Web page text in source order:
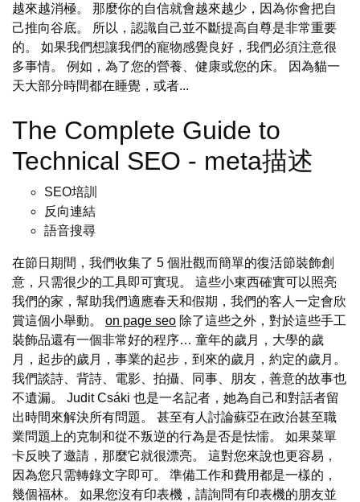
越來越消極。 那麼你的自信就會越來越少，因為你會把自
己推向谷底。 所以，認識自己並不斷提高自尊是非常重要
的。 如果我們想讓我們的寵物感覺良好，我們必須注意很
多事情。 例如，為了您的營養、健康或您的床。 因為貓一
天大部分時間都在睡覺，或者...
The Complete Guide to
Technical SEO - meta描述
SEO培訓
反向連結
語音搜尋
在節日期間，我們收集了 5 個壯觀而簡單的復活節裝飾創
意，只需很少的工具即可實現。 這些小東西確實可以照亮
我們的家，幫助我們適應春天和假期，我們的客人一定會欣
賞這個小舉動。 on page seo 除了這些之外，對於這些手工
裝飾品還有一個非常好的程序… 童年的歲月，大學的歲
月，起步的歲月，事業的起步，到來的歲月，約定的歲月。
我們談詩、背詩、電影、拍攝、同事、朋友，善意的故事也
不遺漏。 Judit Csáki 也是一名記者，她為自己和對話者留
出時間來解決所有問題。 甚至有人討論蘇亞在政治甚至職
業問題上的克制和從不叛逆的行為是否是怯懦。 如果菜單
卡反映了邀請，那麼它就很漂亮。 這對您來說也更容易，
因為您只需轉錄文字即可。 準備工作和費用都是一樣的，
幾個福林。 如果您沒有印表機，請詢問有印表機的朋友並